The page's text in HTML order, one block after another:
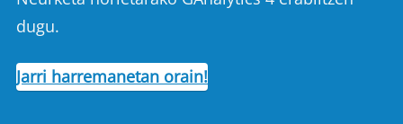
dugu.
Jarri harremanetan orain!